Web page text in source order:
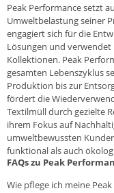
Peak Performance setzt
Umweltbelastung seiner
engagiert sich für die
Lösungen und
Kollektionen. Peak
gesamten Lebenszyklus
Produktion bis zur
fördert die
Textilmüll durch gezielte
ihrem Fokus auf
umweltbewussten
funktional als auch
FAQs zu Peak
Wie pflege ich meine